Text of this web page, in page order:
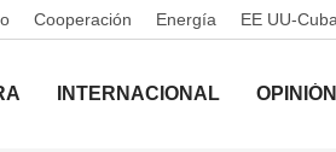
Cooperación Energía EE UU-Cuba
INTERNACIONAL OPINIÓN